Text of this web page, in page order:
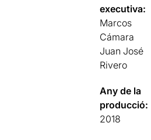
executiva:
Marcos
Cámara
Juan José
Rivero
Any de la
producció:
2018